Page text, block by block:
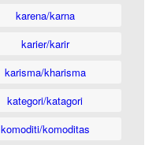
karena/karna
karier/karir
karisma/kharisma
kategori/katagori
komoditi/komoditas